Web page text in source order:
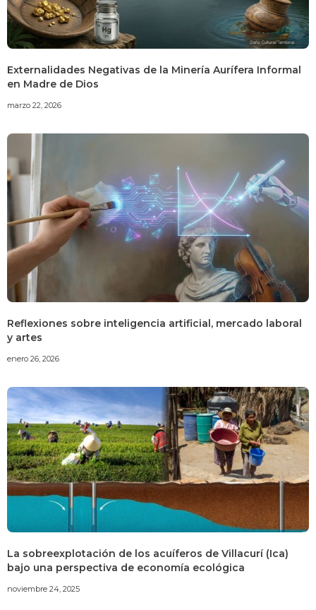
Externalidades Negativas de la Minería Aurífera Informal
en Madre de Dios
marzo 22, 2026
Reflexiones sobre inteligencia artificial, mercado laboral
y artes
enero 26, 2026
La sobreexplotación de los acuíferos de Villacurí (Ica)
bajo una perspectiva de economía ecológica
noviembre 24, 2025